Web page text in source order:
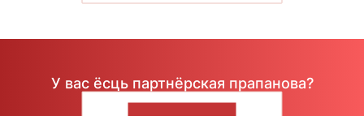
У вас ёсць партнёрская прапанова?